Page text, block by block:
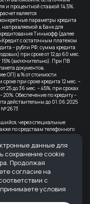
и процентной ставкой 14,5%.
является
параметры кредита
направляемой в Банк для
Тинькофф (далее
с остаточным платежом
– рубли РФ; сумма кредита
при сроке от 12 до 60 мес.
15% (включительно). При ПВ
документов.
ОП) в % от стоимости
при сроке кредита 12 мес. –
25 до 36 мес. – 45%, при сроках
20%. Обеспечение по кредиту –
действительны до 01.06.2025
№ 2673
через специальные
по средствам телефонного
устную или письменную
в т.ч.: sms-
от 08.07.2015. Партнер по
№ 0928
ОГРН 1236100007373
данные для
сохранение cookie
Продолжая
согласие на
с
условия